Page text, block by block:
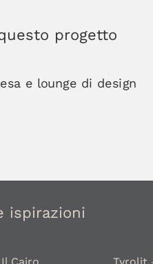
progetto
ispirazioni